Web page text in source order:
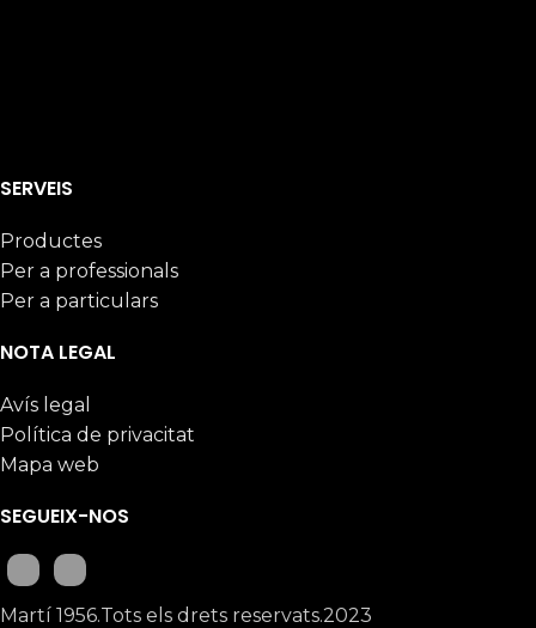
SERVEIS
Productes
Per a professionals
Per a particulars
NOTA LEGAL
Avís legal
Política de privacitat
Mapa web
SEGUEIX-NOS
Martí 1956.Tots els drets reservats.2023